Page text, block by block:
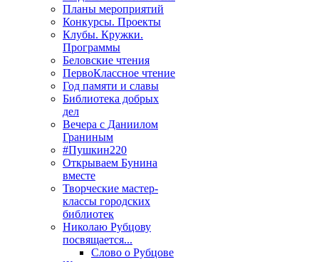
Планы мероприятий
Конкурсы. Проекты
Клубы. Кружки.
Программы
Беловские чтения
ПервоКлассное чтение
Год памяти и славы
Библиотека добрых
дел
Вечера с Даниилом
Граниным
#Пушкин220
Открываем Бунина
вместе
Творческие мастер-
классы городских
библиотек
Николаю Рубцову
посвящается...
Слово о Рубцове